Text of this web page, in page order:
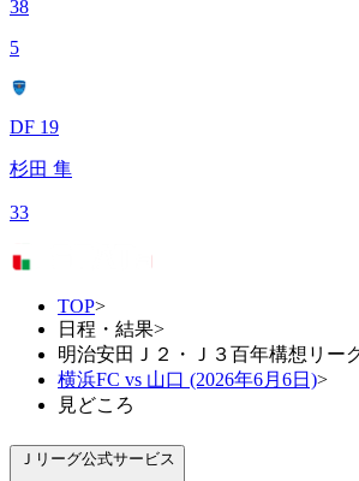
38
5
DF 19
杉田 隼
33
TOP>
日程・結果>
明治安田Ｊ２・Ｊ３百年構想リー
横浜FC vs 山口 (2026年6月6日)>
見どころ
Ｊリーグ公式サービス